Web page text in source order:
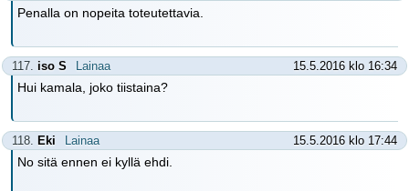
Penalla on nopeita toteutettavia.
117. iso S Lainaa 15.5.2016 klo 16:34
Hui kamala, joko tiistaina?
118. Eki Lainaa 15.5.2016 klo 17:44
No sitä ennen ei kyllä ehdi.